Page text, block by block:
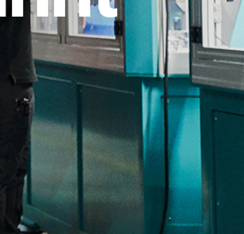
Anwendungen –